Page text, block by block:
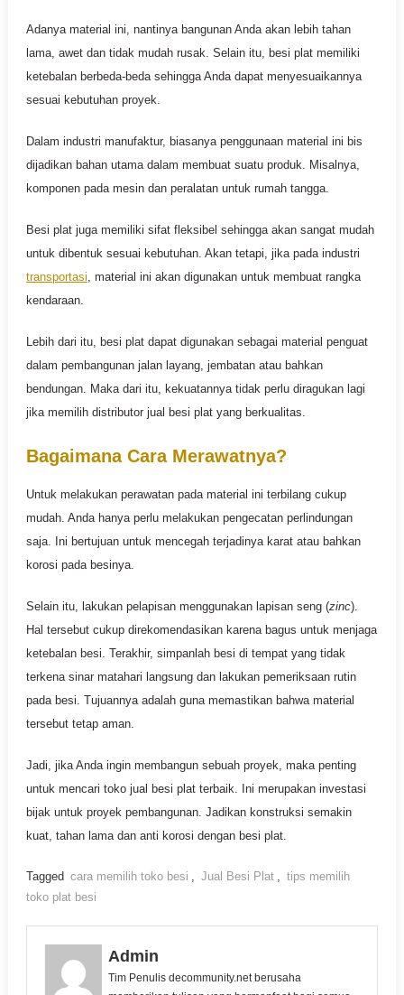
Adanya material ini, nantinya bangunan Anda akan lebih tahan
lama, awet dan tidak mudah rusak. Selain itu, besi plat memiliki
ketebalan berbeda-beda sehingga Anda dapat menyesuaikannya
sesuai kebutuhan proyek.
Dalam industri manufaktur, biasanya penggunaan material ini bis
dijadikan bahan utama dalam membuat suatu produk. Misalnya,
komponen pada mesin dan peralatan untuk rumah tangga.
Besi plat juga memiliki sifat fleksibel sehingga akan sangat mudah
untuk dibentuk sesuai kebutuhan. Akan tetapi, jika pada industri
transportasi , material ini akan digunakan untuk membuat rangka
kendaraan.
Lebih dari itu, besi plat dapat digunakan sebagai material penguat
dalam pembangunan jalan layang, jembatan atau bahkan
bendungan. Maka dari itu, kekuatannya tidak perlu diragukan lagi
jika memilih distributor jual besi plat yang berkualitas.
Bagaimana Cara Merawatnya?
Untuk melakukan perawatan pada material ini terbilang cukup
mudah. Anda hanya perlu melakukan pengecatan perlindungan
saja. Ini bertujuan untuk mencegah terjadinya karat atau bahkan
korosi pada besinya.
Selain itu, lakukan pelapisan menggunakan lapisan seng (zinc).
Hal tersebut cukup direkomendasikan karena bagus untuk menjaga
ketebalan besi. Terakhir, simpanlah besi di tempat yang tidak
terkena sinar matahari langsung dan lakukan pemeriksaan rutin
pada besi. Tujuannya adalah guna memastikan bahwa material
tersebut tetap aman.
Jadi, jika Anda ingin membangun sebuah proyek, maka penting
untuk mencari toko jual besi plat terbaik. Ini merupakan investasi
bijak untuk proyek pembangunan. Jadikan konstruksi semakin
kuat, tahan lama dan anti korosi dengan besi plat.
Tagged cara memilih toko besi Jual Besi Plat
tips memilih
toko plat besi
Admin
Tim Penulis decommunity.net berusaha